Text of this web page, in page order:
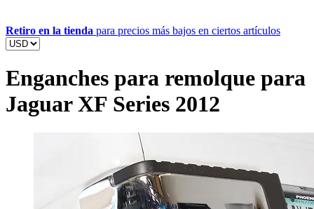
Retiro en la tienda para precios más bajos en ciertos artículos
Enganches para remolque para
Jaguar XF Series 2012